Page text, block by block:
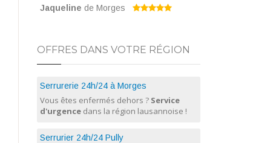
Jaqueline de Morges
OFFRES DANS VOTRE RÉGION
Serrurerie 24h/24 à Morges
Vous êtes enfermés dehors ? Service
d'urgence dans la région lausannoise !
Serrurier 24h/24 Pully